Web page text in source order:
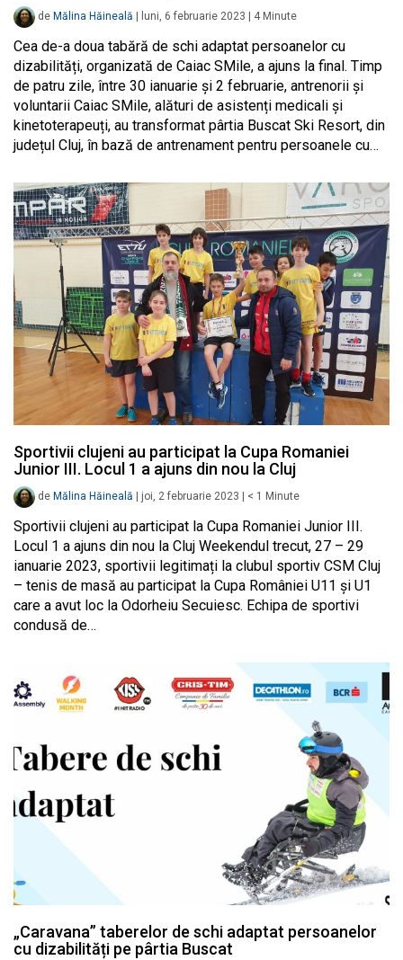
de Mălina Hăineală luni, 6 februarie 2023 4 Minute
Cea de-a doua tabără de schi adaptat persoanelor cu
dizabilități, organizată de Caiac SMile, a ajuns la final. Timp
de patru zile, între 30 ianuarie și 2 februarie, antrenorii și
voluntarii Caiac SMile, alături de asistenți medicali și
kinetoterapeuți, au transformat pârtia Buscat Ski Resort, din
județul Cluj, în bază de antrenament pentru persoanele cu…
Sportivii clujeni au participat la Cupa Romaniei
Junior III. Locul 1 a ajuns din nou la Cluj
de Mălina Hăineală joi, 2 februarie 2023 < 1 Minute
Sportivii clujeni au participat la Cupa Romaniei Junior III.
Locul 1 a ajuns din nou la Cluj Weekendul trecut, 27 – 29
ianuarie 2023, sportivii legitimați la clubul sportiv CSM Cluj
– tenis de masă au participat la Cupa României U11 și U1
care a avut loc la Odorheiu Secuiesc. Echipa de sportivi
condusă de…
„Caravana” taberelor de schi adaptat persoanelor
cu dizabilități pe pârtia Buscat